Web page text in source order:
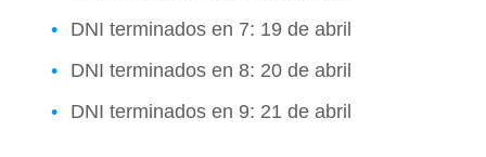
DNI terminados en 7: 19 de abril
DNI terminados en 8: 20 de abril
DNI terminados en 9: 21 de abril